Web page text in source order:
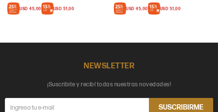
USD 45,00 USD 51,00 USD 45,00 USD 51,00
NEWSLETTER
¡Suscribite y recibí todas nuestras novedades!
SUSCRIBIRME